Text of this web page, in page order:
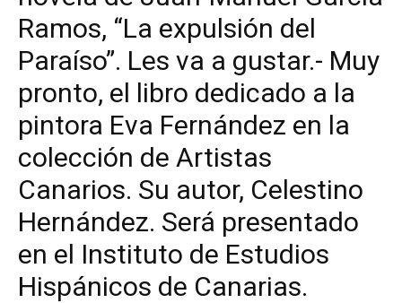
Ramos, “La expulsión del
Paraíso”. Les va a gustar.- Muy
pronto, el libro dedicado a la
pintora Eva Fernández en la
colección de Artistas
Canarios. Su autor, Celestino
Hernández. Será presentado
en el Instituto de Estudios
Hispánicos de Canarias.